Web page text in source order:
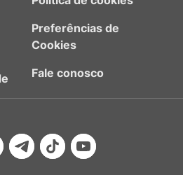
Preferências de
Cookies
Fale conosco